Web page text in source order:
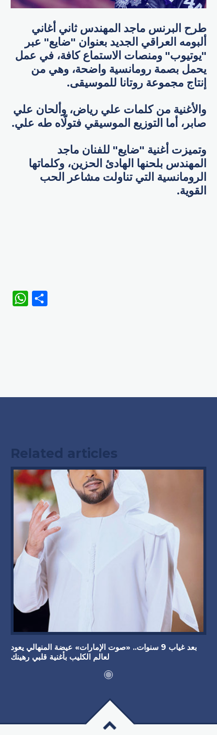
طرح البرنس ماجد المهندس ثاني أغاني
ألبومه العراقي الجديد بعنوان "ضايع" عبر
"يوتيوب" ومنصات الاستماع كافة، في عمل
يحمل بصمة رومانسية واضحة، وهي من
إنتاج مجموعة روتانا للموسيقى.
والأغنية من كلمات علي رياض، وألحان علي
صابر، أما التوزيع الموسيقي فتولّاه طه علي.
وتميزت أغنية "ضايع" للفنان ماجد
المهندس بلحنها الهادئ الحزين، وكلماتها
الرومانسية التي تناولت مشاعر الحب
القوية.
WhatsApp
Related articles
بعد غياب 9 سنوات.. «صوت الإمارات» عيضة المنهالي يعود
لعالم الكليب بأغنية قلبي رهينك